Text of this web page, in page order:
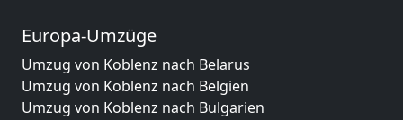
Europa-Umzüge
Umzug von Koblenz nach Belarus
Umzug von Koblenz nach Belgien
Umzug von Koblenz nach Bulgarien